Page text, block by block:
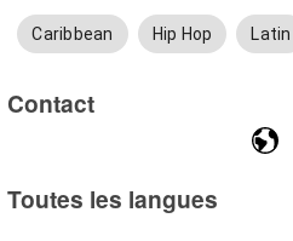
Caribbean Hip Hop Latin
Contact
Toutes les langues